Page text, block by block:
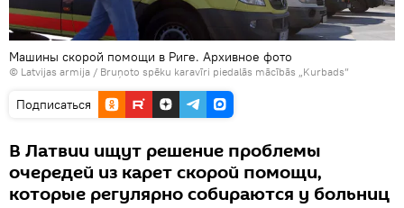
Машины скорой помощи в Риге. Архивное фото
© Latvijas armija / Bruņoto spēku karavīri piedalās mācībās „Kurbads”
Подписаться
В Латвии ищут решение проблемы
очередей из карет скорой помощи,
которые регулярно собираются у больниц